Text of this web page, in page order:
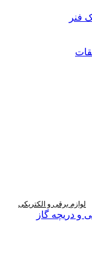
فنر
لوازم برقی و الکتریکی
و دریچه گاز